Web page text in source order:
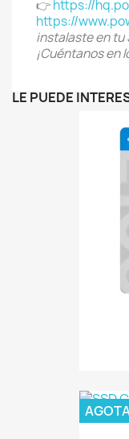
👉https://
https://
instalaste en tu
¡Cuéntanos en
LE PUEDE